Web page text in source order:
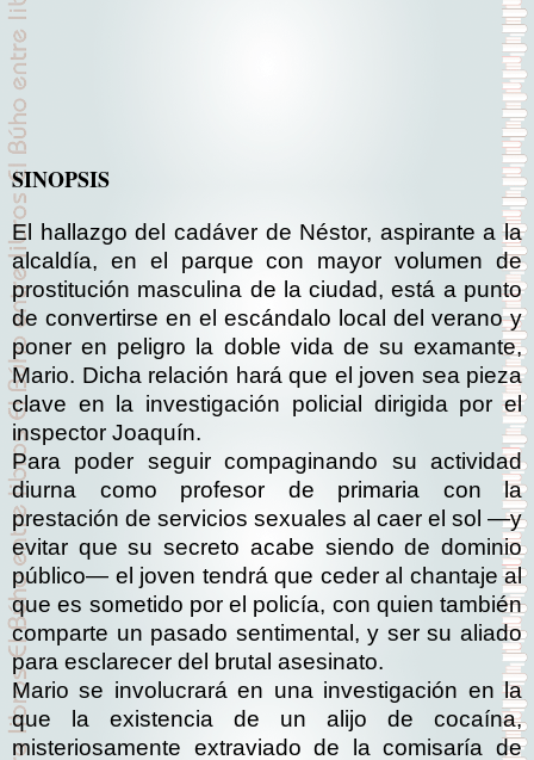
SINOPSIS
El hallazgo del cadáver de Néstor, aspirante a la
alcaldía, en el parque con mayor volumen de
prostitución masculina de la ciudad, está a punto
de convertirse en el escándalo local del verano y
poner en peligro la doble vida de su examante,
Mario. Dicha relación hará que el joven sea pieza
clave en la investigación policial dirigida por el
inspector Joaquín.
Para poder seguir compaginando su actividad
diurna como profesor de primaria con la
prestación de servicios sexuales al caer el sol —y
evitar que su secreto acabe siendo de dominio
público— el joven tendráque ceder al chantaje al
que es sometido por el policía, con quien también
comparte un pasado sentimental, y ser su aliado
para esclarecer del brutal asesinato.
Mario se involucrará en una investigación en la
que la existencia de un alijo de cocaína,
misteriosamente extraviado de la comisaría de